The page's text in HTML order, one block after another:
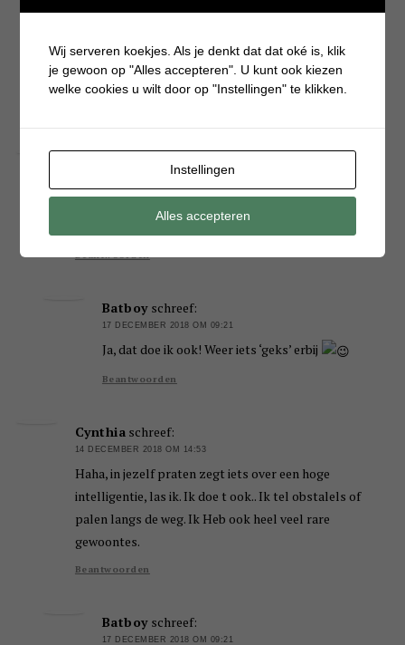
Batboyschreef:
Oh dat kan ik echt niet! Ik scheur het altijd direct
open haha
ik spoel een glas altijd om, ook la komt het schoon uit
Beantwoorden
Batboy schreef:
17 DECEMBER 2018 OM 09:21
Ja, dat doe ik ook! Weer iets ‘geks’ erbij
Beantwoorden
Cynthia schreef:
14 DECEMBER 2018 OM 14:53
Haha, in jezelf praten zegt iets over een hoge
intelligentie, las ik. Ik doe t ook.. Ik tel obstalels of
palen langs de weg. Ik Heb ook heel veel rare
gewoontes.
Beantwoorden
Batboy schreef:
17 DECEMBER 2018 OM 09:21
Wij serveren koekjes. Als je denkt dat dat oké is, klik
je gewoon op "Alles accepteren". U kunt ook kiezen
welke cookies u wilt door op "Instellingen" te klikken.
Instellingen
Alles accepteren